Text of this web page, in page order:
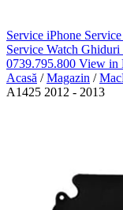
Service iPhone
Service Watch Ghiduri
0739.795.800 View in
Acasă / Magazin /
A1425 2012 - 2013